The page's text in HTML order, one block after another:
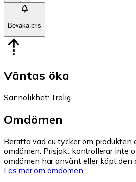
Bevaka pris
Väntas öka
Sannolikhet: Trolig
Omdömen
Berätta vad du tycker om produkten
omdömen. Prisjakt kontrollerar inte
omdömen har använt eller köpt den
Läs mer om omdömen.